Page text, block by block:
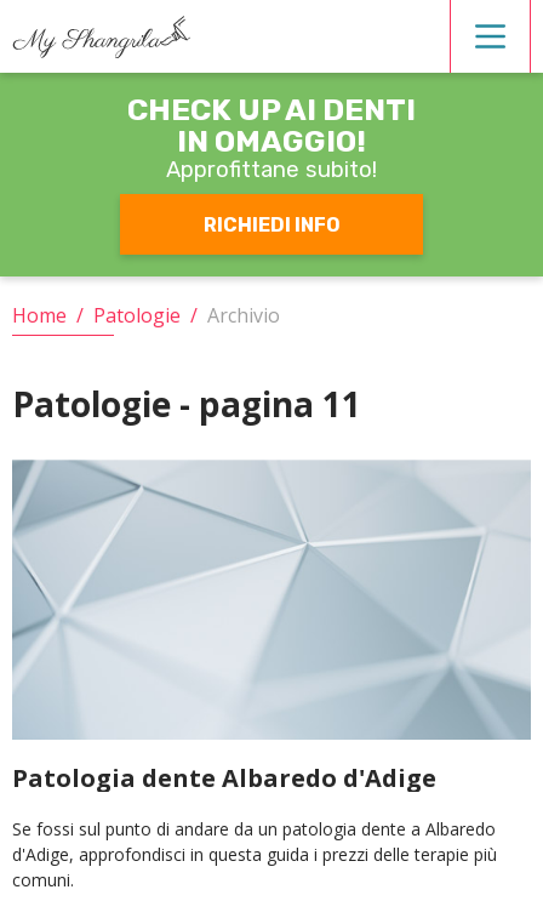
Estetica dentale
Operatori
Protesi
CERCA
CHECK UP AI DENTI
IN OMAGGIO!
Approfittane subito!
RICHIEDI INFO
Home / Patologie / Archivio
Patologie - pagina 11
Patologia dente Albaredo d'Adige
Se fossi sul punto di andare da un patologia dente a Albaredo
d'Adige, approfondisci in questa guida i prezzi delle terapie più
comuni.